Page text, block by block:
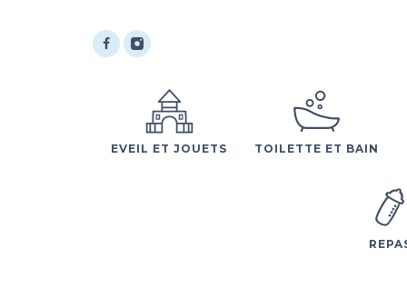
EVEIL ET JOUETS TOILETTE ET BAIN